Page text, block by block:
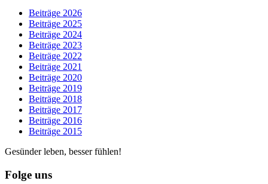
Beiträge 2026
Beiträge 2025
Beiträge 2024
Beiträge 2023
Beiträge 2022
Beiträge 2021
Beiträge 2020
Beiträge 2019
Beiträge 2018
Beiträge 2017
Beiträge 2016
Beiträge 2015
Gesünder leben, besser fühlen!
Folge uns